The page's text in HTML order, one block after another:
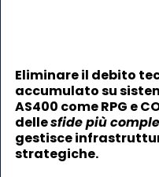
Eliminare il debito
accumulato su
AS400 come RPG e
delle sfide più
gestisce
strategiche.